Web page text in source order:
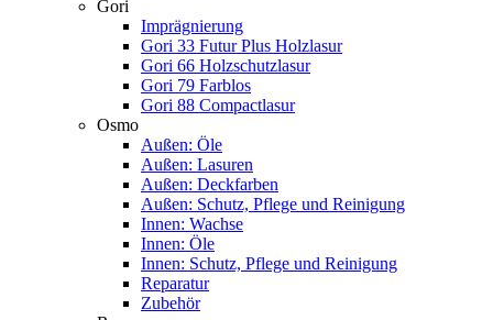
Gori
Imprägnierung
Gori 33 Futur Plus Holzlasur
Gori 66 Holzschutzlasur
Gori 79 Farblos
Gori 88 Compactlasur
Osmo
Außen: Öle
Außen: Lasuren
Außen: Deckfarben
Außen: Schutz, Pflege und Reinigung
Innen: Wachse
Innen: Öle
Innen: Schutz, Pflege und Reinigung
Reparatur
Zubehör